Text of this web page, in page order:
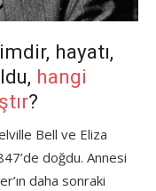
hayatı,
hangi
?
Bell ve Eliza
doğdu. Annesi
daha sonraki